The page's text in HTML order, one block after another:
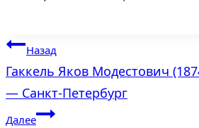
Навигация
по
записям
Назад
Гаккель Яков Модестович
— Санкт-Петербург
Далее